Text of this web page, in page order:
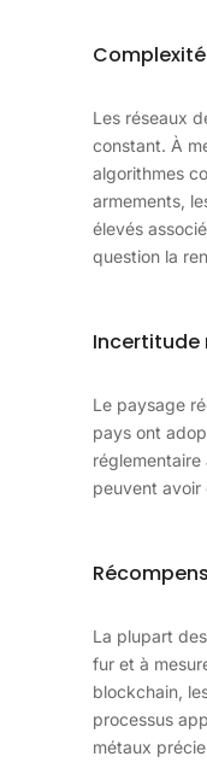
Les réseaux
constant. À
algorithmes
armements,
élevés
question la
Incertitude
Le paysage
pays ont
peuvent avoir
La plupart
fur et à
blockchain,
processus
métaux